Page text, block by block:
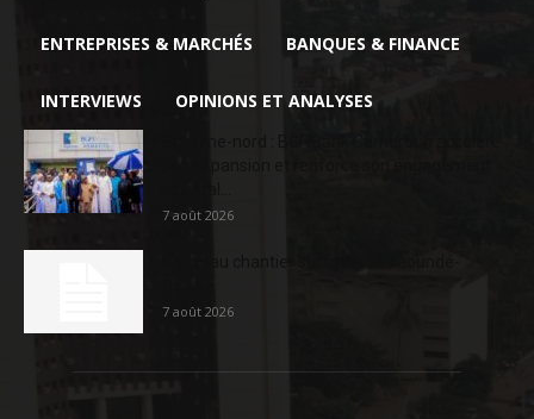
ENTREPRISES & MARCHÉS BANQUES & FINANCE
INTERVIEWS OPINIONS ET ANALYSES
7 août 2026
7 août 2026